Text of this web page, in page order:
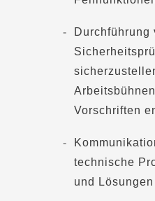
Durchführung
Vorschriften
technische
und